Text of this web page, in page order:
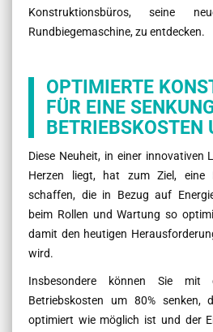
Konstruktionsbüros, seine
Rundbiegemaschine, zu entdecken.
OPTIMIERTE
FÜR EINE
BETRIEBSKOSTEN
Diese Neuheit, in einer innovativen
Herzen liegt, hat zum Ziel, eine
schaffen, die in Bezug auf
beim Rollen und Wartung so
damit den heutigen
wird.
Insbesondere können Sie mit
Betriebskosten um 80% senken,
optimiert wie möglich ist und der